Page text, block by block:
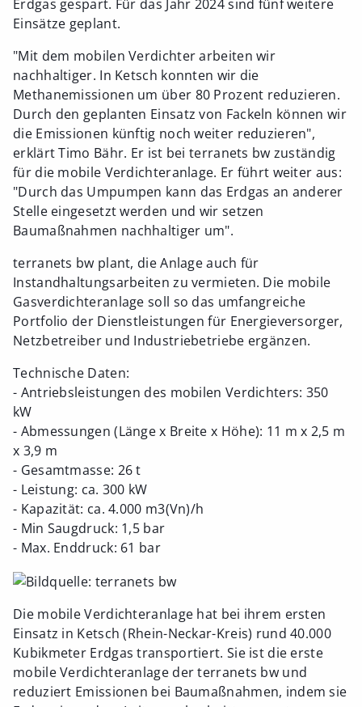
Erdgas gespart. Für das Jahr 2024 sind fünf weitere
Einsätze geplant.
"Mit dem mobilen Verdichter arbeiten wir
nachhaltiger. In Ketsch konnten wir die
Methanemissionen um über 80 Prozent reduzieren.
Durch den geplanten Einsatz von Fackeln können wir
die Emissionen künftig noch weiter reduzieren",
erklärt Timo Bähr. Er ist bei terranets bw zuständig
für die mobile Verdichteranlage. Er führt weiter aus:
"Durch das Umpumpen kann das Erdgas an anderer
Stelle eingesetzt werden und wir setzen
Baumaßnahmen nachhaltiger um".
terranets bw plant, die Anlage auch für
Instandhaltungsarbeiten zu vermieten. Die mobile
Gasverdichteranlage soll so das umfangreiche
Portfolio der Dienstleistungen für Energieversorger,
Netzbetreiber und Industriebetriebe ergänzen.
Technische Daten:
- Antriebsleistungen des mobilen Verdichters: 350
kW
- Abmessungen (Länge x Breite x Höhe): 11 m x 2,5 m
x 3,9 m
- Gesamtmasse: 26 t
- Leistung: ca. 300 kW
- Kapazität: ca. 4.000 m3(Vn)/h
- Min Saugdruck: 1,5 bar
- Max. Enddruck: 61 bar
Die mobile Verdichteranlage hat bei ihrem ersten
Einsatz in Ketsch (Rhein-Neckar-Kreis) rund 40.000
Kubikmeter Erdgas transportiert. Sie ist die erste
mobile Verdichteranlage der terranets bw und
reduziert Emissionen bei Baumaßnahmen, indem sie